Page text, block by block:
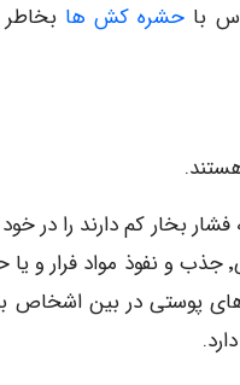
با حشره کش ها
بخار کم دارند را در